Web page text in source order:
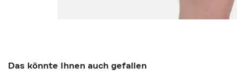
Das könnte Ihnen auch gefallen